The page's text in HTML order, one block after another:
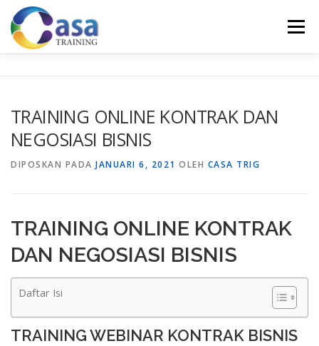
Lompat
konten
Menu
KONTAK KAMI SERTIFIKASI
TRAINING ONLINE KONTRAK DAN
NEGOSIASI BISNIS
DIPOSKAN PADA JANUARI 6, 2021 OLEH CASA TRIG
TRAINING ONLINE KONTRAK
DAN NEGOSIASI BISNIS
Daftar Isi
TRAINING WEBINAR KONTRAK BISNIS